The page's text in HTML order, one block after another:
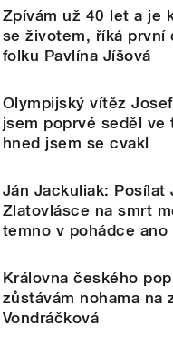
Zpívám už 40 let a je
se životem, říká první
folku Pavlína Jíšová
Olympijský vítěz
jsem poprvé seděl ve
hned jsem se cvakl
Ján Jackuliak: Posílat
Zlatovlásce na smrt
temno v pohádce ano
Královna českého
zůstávám nohama na
Vondráčková